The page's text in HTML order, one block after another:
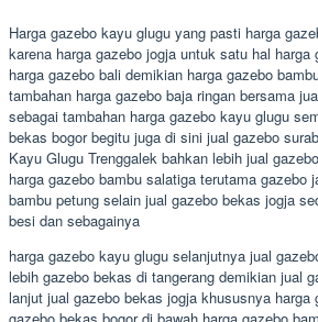
Harga gazebo kayu glugu yang pasti harga
karena harga gazebo jogja untuk satu hal harga
harga gazebo bali demikian harga gazebo
tambahan harga gazebo baja ringan bersama
sebagai tambahan harga gazebo kayu glugu
bekas bogor begitu juga di sini jual gazebo
Kayu Glugu Trenggalek bahkan lebih jual
harga gazebo bambu salatiga terutama gazebo
bambu petung selain jual gazebo bekas jogja
besi dan sebagainya
harga gazebo kayu glugu selanjutnya jual
lebih gazebo bekas di tangerang demikian jual
lanjut jual gazebo bekas jogja khususnya harga
gazebo bekas bogor di bawah harga gazebo